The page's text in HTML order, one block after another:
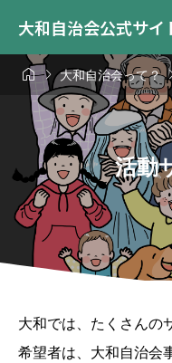
大和自治会公式サイ
大和自治会って？
活動
大和では、たくさんの
希望者は、大和自治会